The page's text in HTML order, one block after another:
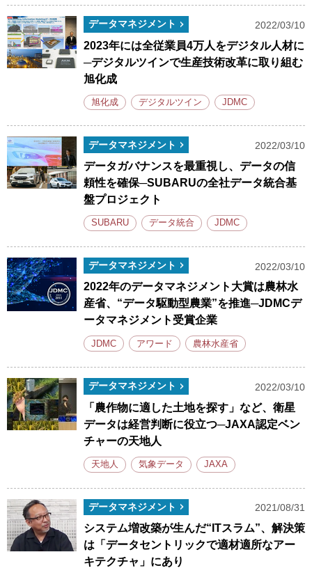
データマネジメント 2022/03/10
2023年には全従業員4万人をデジタル人材に
─デジタルツインで生産技術改革に取り組む
旭化成
旭化成 デジタルツイン JDMC
データマネジメント 2022/03/10
データガバナンスを最重視し、データの信
頼性を確保─SUBARUの全社データ統合基
盤プロジェクト
SUBARU データ統合 JDMC
データマネジメント 2022/03/10
2022年のデータマネジメント大賞は農林水
産省、“データ駆動型農業”を推進─JDMCデ
ータマネジメント受賞企業
JDMC アワード 農林水産省
データマネジメント 2022/03/10
「農作物に適した土地を探す」など、衛星
データは経営判断に役立つ─JAXA認定ベン
チャーの天地人
天地人 気象データ JAXA
データマネジメント 2021/08/31
システム増改築が生んだ“ITスラム”、解決策
は「データセントリックで適材適所なアー
キテクチャ」にあり